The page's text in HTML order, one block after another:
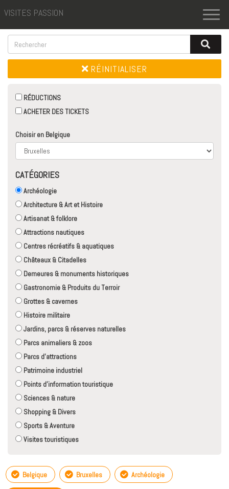
VISITES PASSION
RÉINITIALISER
RÉDUCTIONS
ACHETER DES TICKETS
Choisir en Belgique
CATÉGORIES
Archéologie
Architecture & Art et Histoire
Artisanat & folklore
Attractions nautiques
Centres récréatifs & aquatiques
Châteaux & Citadelles
Demeures & monuments historiques
Gastronomie & Produits du Terroir
Grottes & cavernes
Histoire militaire
Jardins, parcs & réserves naturelles
Parcs animaliers & zoos
Parcs d'attractions
Patrimoine industriel
Points d'information touristique
Sciences & nature
Shopping & Divers
Sports & Aventure
Visites touristiques
Belgique Bruxelles Archéologie